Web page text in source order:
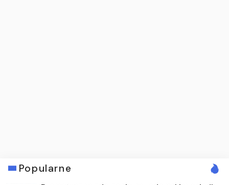
Popularne